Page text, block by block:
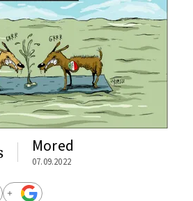
Mored
07.09.2022